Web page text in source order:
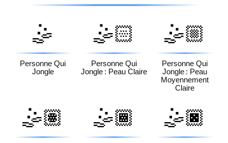
🤹
Personne Qui
Jongle
🤹🏻
Personne Qui
Jongle : Peau Claire
🤹🏼
Personne Qui
Jongle : Peau
Moyennement
Claire
🤹🏽 🤹🏾 🤹🏿